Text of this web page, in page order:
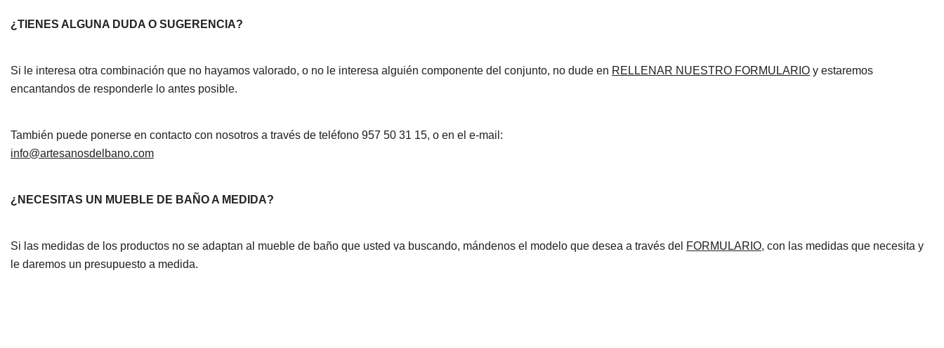
¿TIENES ALGUNA DUDA O SUGERENCIA?
Si le interesa otra combinación que no hayamos valorado, o no le interesa alguién componente del conjunto, no dude en RELLENAR NUESTRO FORMULARIO y estaremos
encantandos de responderle lo antes posible.
También puede ponerse en contacto con nosotros a través de teléfono 957 50 31 15, o en el e-mail:
info@artesanosdelbano.com
¿NECESITAS UN MUEBLE DE BAÑO A MEDIDA?
Si las medidas de los productos no se adaptan al mueble de baño que usted va buscando, mándenos el modelo que desea a través del FORMULARIO, con las medidas que necesita y
le daremos un presupuesto a medida.